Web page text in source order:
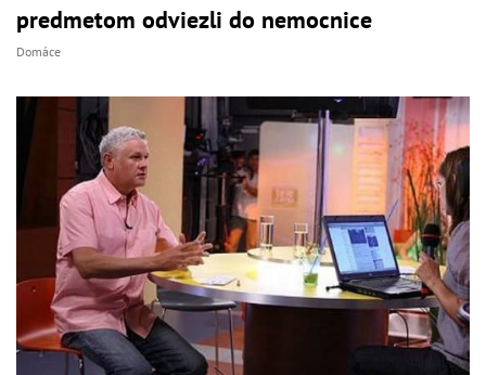
predmetom odviezli do nemocnice
Domáce